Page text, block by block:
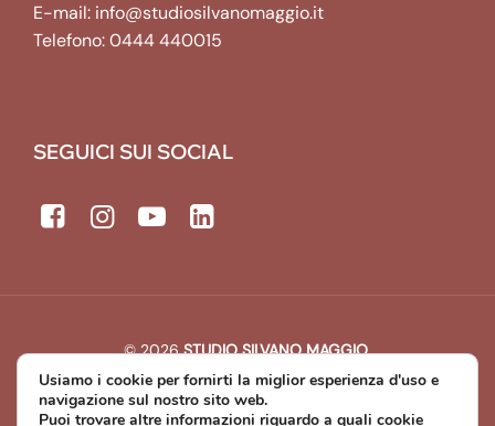
E-mail: info@studiosilvanomaggio.it
Telefono:0444 440015
SEGUICI SUI SOCIAL
© 2026STUDIO SILVANO MAGGIO.
All rights reserved. | P.IVA: 00643440241
Developed byMichael Web Designer & Developer
Usiamo i cookie per fornirti la miglior esperienza d'uso e
navigazione sul nostro sito web.
Puoi trovare altre informazioni riguardo a quali cookie